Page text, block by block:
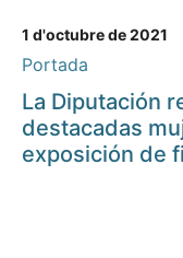
1 d'octubre de 2021
Portada
La Diputación
destacadas
exposición de